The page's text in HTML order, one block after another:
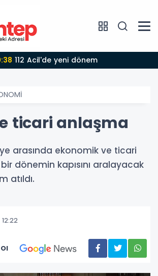
112 Acil'de yeni dönem
ticari anlaşma
arasında ekonomik ve ticari
dönemin kapısını aralayacak
atıldı.